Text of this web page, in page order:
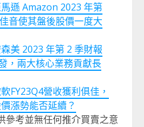
馬遜 Amazon 2023 年第
音使其盤後股價一度大
美 2023 年第 2 季財報
，兩大核心業務貢獻長
FY23Q4營收獲利俱佳，
漲勢能否延續？
參考並無任何推介買賣之意